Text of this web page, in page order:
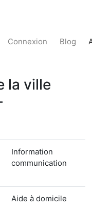
Connexion Blog
la ville
Information
communication
Aide à domicile